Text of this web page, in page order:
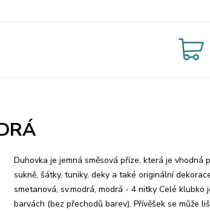
Duhovka je jemná směsová příze, která je vhodná
sukně, šátky, tuniky, deky a také originální
smetanová, sv.modrá, modrá - 4 nitky Celé klubko
barvách (bez přechodů barev). Přívěšek se může